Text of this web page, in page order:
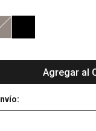
Agregar al